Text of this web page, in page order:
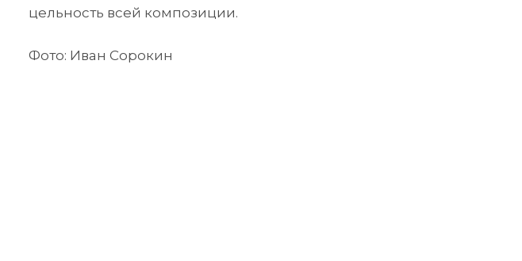
цельность всей композиции.
Фото: Иван Сорокин